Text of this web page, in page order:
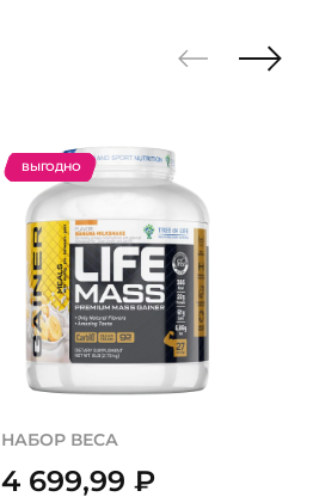
ВЫГОДНО
НАБОР ВЕСА
4 699,99 ₽